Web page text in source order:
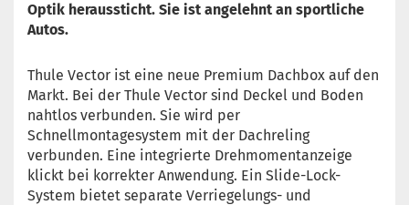
Optik heraussticht. Sie ist angelehnt an sportliche
Autos.
Thule Vector ist eine neue Premium Dachbox auf den
Markt. Bei der Thule Vector sind Deckel und Boden
nahtlos verbunden. Sie wird per
Schnellmontagesystem mit der Dachreling
verbunden. Eine integrierte Drehmomentanzeige
klickt bei korrekter Anwendung. Ein Slide-Lock-
System bietet separate Verriegelungs- und